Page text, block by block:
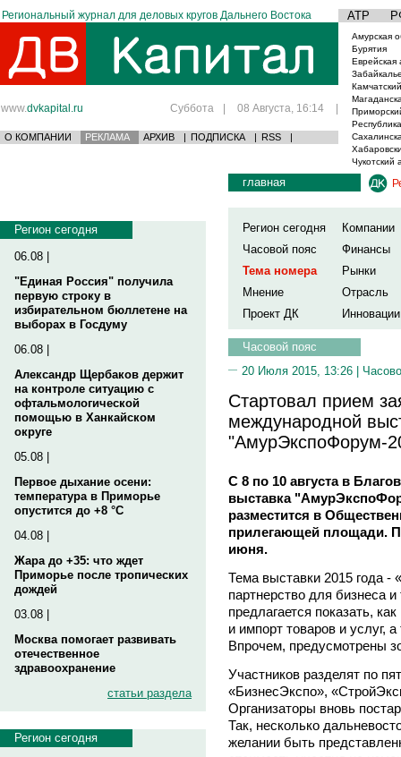
Региональный журнал для деловых кругов Дальнего Востока АТР
www.dvkapital.ru Суббота | 08 Августа, 16:14 |
О КОМПАНИИ РЕКЛАМА АРХИВ | ПОДПИСКА | RSS |
Амурская
Бурятия
Еврейская
Чукотский
Регион сегодня
06.08 |
"Единая Россия" получила
первую строку в
избирательном бюллетене на
выборах в Госдуму
06.08 |
Александр Щербаков держит
на контроле ситуацию с
офтальмологической
помощью в Ханкайском
округе
05.08 |
Первое дыхание осени:
температура в Приморье
опустится до +8 °C
04.08 |
Жара до +35: что ждет
Приморье после тропических
дождей
03.08 |
Москва помогает развивать
отечественное
здравоохранение
статьи раздела
Регион сегодня
главная
Регион сегодня
Компании
Часовой пояс
Финансы
Тема номера
Рынки
Мнение
Отрасль
Проект ДК
Инновации
Часовой пояс
20 Июля 2015, 13:26 |
Стартовал прием
международной
"АмурЭкспоФорум-
С 8 по 10 августа в
выставка
разместится в
прилегающей площади.
июня.
Тема выставки 2015 года -
партнерство для бизнеса
предлагается показать,
и импорт товаров и услуг,
Впрочем, предусмотрены
Участников разделят по
«БизнесЭкспо»,
Организаторы вновь
Так, несколько
желании быть